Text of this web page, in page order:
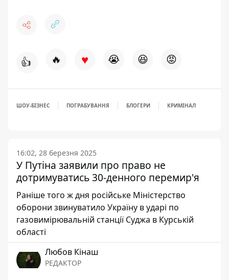
👍 🔥 ♥ 😭 😆 😡
ШОУ-БІЗНЕС ПОГРАБУВАННЯ БЛОГЕРИ КРИМІНАЛ
16:02, 28 березня 2025
У Путіна заявили про право не
дотримуватись 30-денного перемир'я
Раніше того ж дня російське Міністерство
оборони звинуватило Україну в ударі по
газовимірювальній станції Суджа в Курській
області
Любов Кінаш
РЕДАКТОР